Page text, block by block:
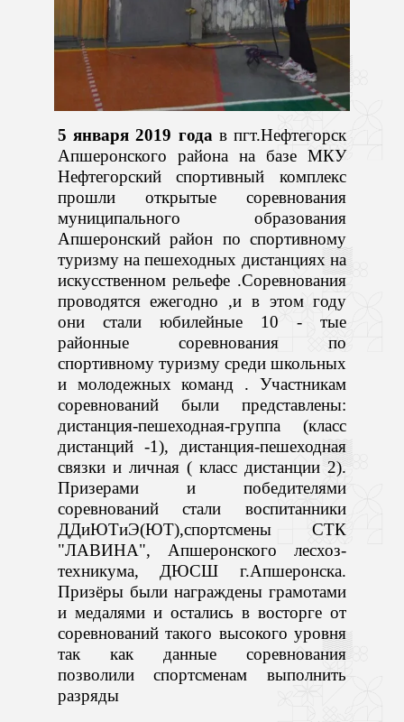
5 января 2019 года в пгт.Нефтегорск
Апшеронского района на базе МКУ
Нефтегорский спортивный комплекс
прошли открытые соревнования
муниципального образования
Апшеронский район по спортивному
туризму на пешеходных дистанциях на
искусственном рельефе .Соревнования
проводятся ежегодно ,и в этом году
они стали юбилейные 10 - тые
районные соревнования по
спортивному туризму среди школьных
и молодежных команд . Участникам
соревнований были представлены:
дистанция-пешеходная-группа (класс
дистанций -1), дистанция-пешеходная
связки и личная ( класс дистанции 2).
Призерами и победителями
соревнований стали воспитанники
ДДиЮТиЭ(ЮТ),спортсмены СТК
"ЛАВИНА", Апшеронского лесхоз-
техникума, ДЮСШ г.Апшеронска.
Призёры были награждены грамотами
и медалями и остались в восторге от
соревнований такого высокого уровня
так как данные соревнования
позволили спортсменам выполнить
разряды